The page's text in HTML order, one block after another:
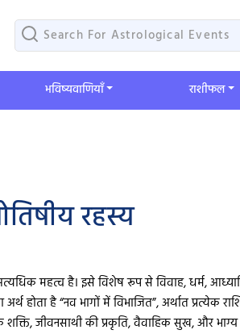
भविष्यवाणियाँ ​राशीफल
रहस्य
महत्व है। इसे विशेष रूप से विवाह, धर्म,
होता है “नव भागों में विभाजित”, अर्थात प्रत्येक
जीवनसाथी की प्रकृति, वैवाहिक सुख, और भाग्य